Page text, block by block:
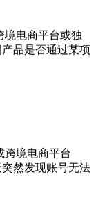
境电商平台或独
品是否通过某项
跨境电商平台
然发现账号无法